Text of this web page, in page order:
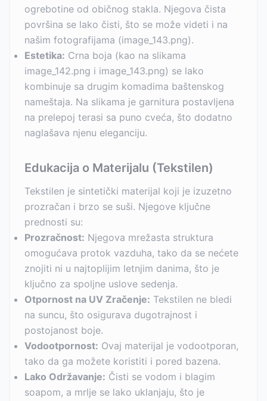
ogrebotine od običnog stakla. Njegova čista
površina se lako čisti, što se može videti i na
našim fotografijama (image_143.png).
Estetika: Crna boja (kao na slikama
image_142.png i image_143.png) se lako
kombinuje sa drugim komadima baštenskog
nameštaja. Na slikama je garnitura postavljena
na prelepoj terasi sa puno cveća, što dodatno
naglašava njenu eleganciju.
Edukacija o Materijalu (Tekstilen)
Tekstilen je sintetički materijal koji je izuzetno
prozračan i brzo se suši. Njegove ključne
prednosti su:
Prozračnost: Njegova mrežasta struktura
omogućava protok vazduha, tako da se nećete
znojiti ni u najtoplijim letnjim danima, što je
ključno za spoljne uslove sedenja.
Otpornost na UV Zračenje: Tekstilen ne bledi
na suncu, što osigurava dugotrajnost i
postojanost boje.
Vodootpornost: Ovaj materijal je vodootporan,
tako da ga možete koristiti i pored bazena.
Lako Održavanje: Čisti se vodom i blagim
soapom, a mrlje se lako uklanjaju, što je